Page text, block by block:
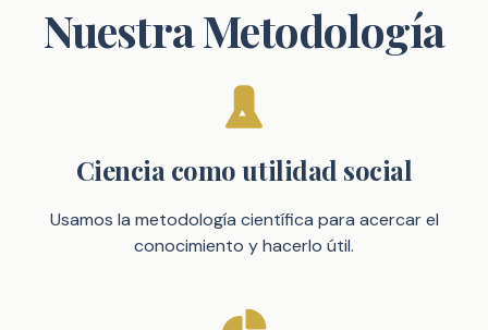
Nuestra Metodología
Ciencia como utilidad social
Usamos la metodología científica para acercar el
conocimiento y hacerlo útil.